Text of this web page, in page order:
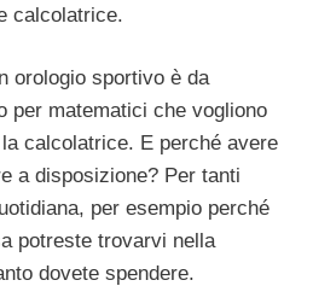
calcolatrice.
orologio sportivo è da
per matematici che vogliono
calcolatrice. E perché avere
a disposizione? Per tanti
per esempio perché
potreste trovarvi nella
dovete spendere.